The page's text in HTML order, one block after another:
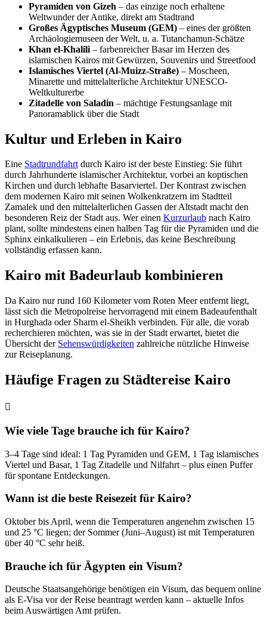
Pyramiden von Gizeh – das einzige noch erhaltene
Weltwunder der Antike, direkt am Stadtrand
Großes Ägyptisches Museum (GEM) – eines der größten
Archäologiemuseen der Welt, u. a. Tutanchamun-Schätze
Khan el-Khalili – farbenreicher Basar im Herzen des
islamischen Kairos mit Gewürzen, Souvenirs und Streetfood
Islamisches Viertel (Al-Muizz-Straße) – Moscheen,
Minarette und mittelalterliche Architektur UNESCO-
Weltkulturerbe
Zitadelle von Saladin – mächtige Festungsanlage mit
Panoramablick über die Stadt
Kultur und Erleben in Kairo
Eine Stadtrundfahrtdurch Kairo ist der beste Einstieg: Sie führt
durch Jahrhunderte islamischer Architektur, vorbei an koptischen
Kirchen und durch lebhafte Basarviertel. Der Kontrast zwischen
dem modernen Kairo mit seinen Wolkenkratzern im Stadtteil
Zamalek und den mittelalterlichen Gassen der Altstadt macht den
besonderen Reiz der Stadt aus. Wer einen Kurzurlaub nach Kairo
plant, sollte mindestens einen halben Tag für die Pyramiden und die
Sphinx einkalkulieren – ein Erlebnis, das keine Beschreibung
vollständig erfassen kann.
Kairo mit Badeurlaub kombinieren
Da Kairo nur rund 160 Kilometer vom Roten Meer entfernt liegt,
lässt sich die Metropolreise hervorragend mit einem Badeaufenthalt
in Hurghada oder Sharm el-Sheikh verbinden. Für alle, die vorab
recherchieren möchten, was sie in der Stadt erwartet, bietet die
Übersicht der Sehenswürdigkeiten zahlreiche nützliche Hinweise
zur Reiseplanung.
Häufige Fragen zu Städtereise Kairo
Wie viele Tage brauche ich für Kairo?
3–4 Tage sind ideal: 1 Tag Pyramiden und GEM, 1 Tag islamisches
Viertel und Basar, 1 Tag Zitadelle und Nilfahrt – plus einen Puffer
für spontane Entdeckungen.
Wann ist die beste Reisezeit für Kairo?
Oktober bis April, wenn die Temperaturen angenehm zwischen 15
und 25 °C liegen; der Sommer (Juni–August) ist mit Temperaturen
über 40 °C sehr heiß.
Brauche ich für Ägypten ein Visum?
Deutsche Staatsangehörige benötigen ein Visum, das bequem online
als E-Visa vor der Reise beantragt werden kann – aktuelle Infos
beim Auswärtigen Amt prüfen.